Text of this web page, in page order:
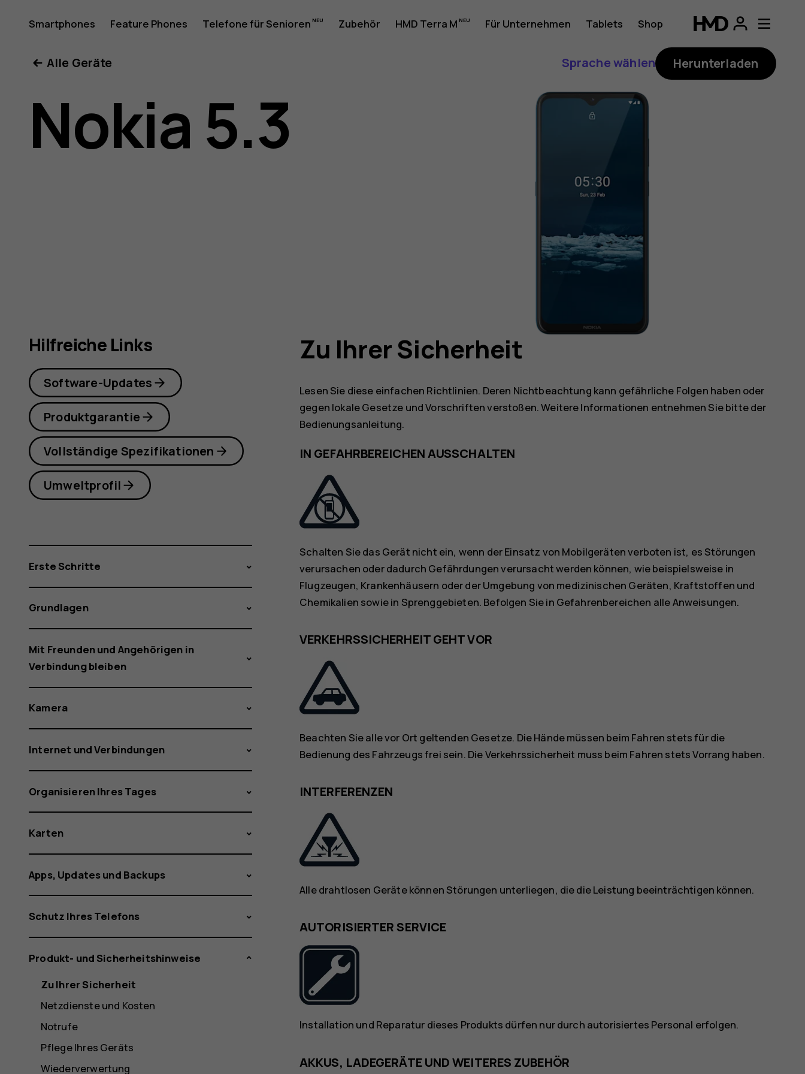
Nokia
5.3
Bedienungsanleitung
Smartphones Feature Phones Telefone für Senioren Zubehör HMD Terra M Für Unternehmen Tablets Shop
Alle Geräte
Sprache wählen Herunterladen
Nokia 5.3
Zu Ihrer Sicherheit
Lesen Sie diese einfachen Richtlinien. Deren Nichtbeachtung kann gefährliche Folgen haben oder
gegen lokale Gesetze und Vorschriften verstoßen. Weitere Informationen entnehmen Sie bitte der
Bedienungsanleitung.
IN GEFAHRBEREICHEN AUSSCHALTEN
Schalten Sie das Gerät nicht ein, wenn der Einsatz von Mobilgeräten verboten ist, es Störungen
verursachen oder dadurch Gefährdungen verursacht werden können, wie beispielsweise in
Flugzeugen, Krankenhäusern oder der Umgebung von medizinischen Geräten, Kraftstoffen und
Chemikalien sowie in Sprenggebieten. Befolgen Sie in Gefahrenbereichen alle Anweisungen.
VERKEHRSSICHERHEIT GEHT VOR
Beachten Sie alle vor Ort geltenden Gesetze. Die Hände müssen beim Fahren stets für die
Bedienung des Fahrzeugs frei sein. Die Verkehrssicherheit muss beim Fahren stets Vorrang haben.
INTERFERENZEN
Alle drahtlosen Geräte können Störungen unterliegen, die die Leistung beeinträchtigen können.
AUTORISIERTER SERVICE
Installation und Reparatur dieses Produkts dürfen nur durch autorisiertes Personal erfolgen.
AKKUS, LADEGERÄTE UND WEITERES ZUBEHÖR
Hilfreiche Links
Software-Updates
Produktgarantie
Vollständige Spezifikationen
Umweltprofil
Erste Schritte
Grundlagen
Mit Freunden und Angehörigen in
Verbindung bleiben
Kamera
Internet und Verbindungen
Organisieren Ihres Tages
Karten
Apps, Updates und Backups
Schutz Ihres Telefons
Produkt- und Sicherheitshinweise
Zu Ihrer Sicherheit
Netzdienste und Kosten
Notrufe
Pflege Ihres Geräts
Wiederverwertung